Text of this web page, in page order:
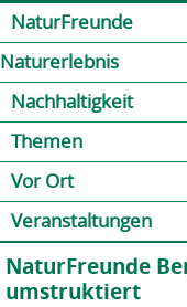
NaturFreunde
Naturerlebnis
Nachhaltigkeit
Themen
Vor Ort
Veranstaltungen
NaturFreunde
umstruktiert